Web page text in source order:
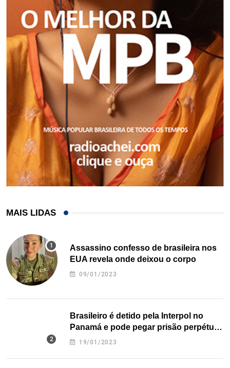
MAIS LIDAS
Assassino confesso de brasileira nos
EUA revela onde deixou o corpo
09/01/2023
Brasileiro é detido pela Interpol no
Panamá e pode pegar prisão perpétua
nos EUA
19/01/2023